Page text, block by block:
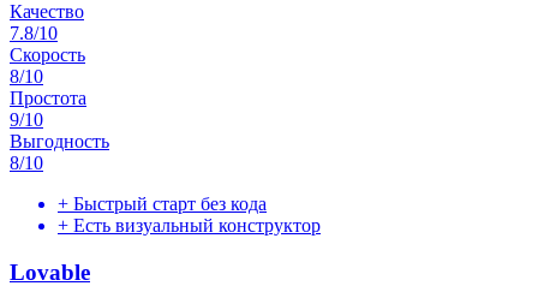
Качество
7.8/10
Скорость
8/10
Простота
9/10
Выгодность
8/10
+ Быстрый старт без кода
+ Есть визуальный конструктор
Lovable